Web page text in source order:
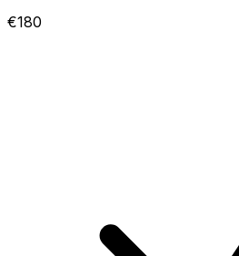
€180